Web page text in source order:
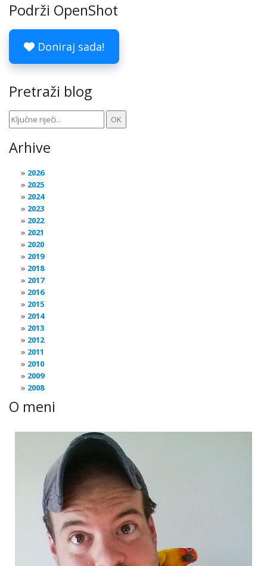
Podrži OpenShot
Doniraj sada!
Pretraži blog
Arhive
2026
2025
2024
2023
2022
2021
2020
2019
2018
2017
2016
2015
2014
2013
2012
2011
2010
2009
2008
O meni